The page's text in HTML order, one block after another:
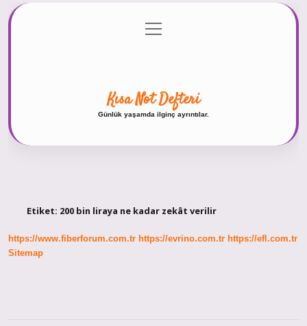
Gizlilik Politikası
menüyü
aç
Kısa Not Defteri
Günlük yaşamda ilginç ayrıntılar.
Etiket: 200 bin liraya ne kadar zekât verilir
https://www.fiberforum.com.tr https://evrino.com.tr https://efl.com.tr
Sitemap